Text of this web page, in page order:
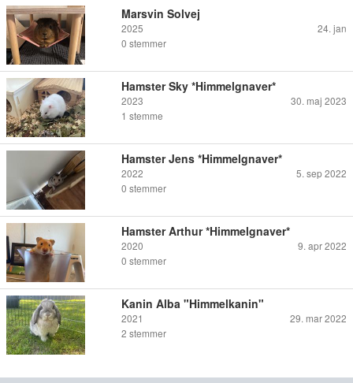
Marsvin Solvej
2025
24. jan
0 stemmer
Hamster Sky *Himmelgnaver*
2023
30. maj 2023
1 stemme
Hamster Jens *Himmelgnaver*
2022
5. sep 2022
0 stemmer
Hamster Arthur *Himmelgnaver*
2020
9. apr 2022
0 stemmer
Kanin Alba "Himmelkanin"
2021
29. mar 2022
2 stemmer